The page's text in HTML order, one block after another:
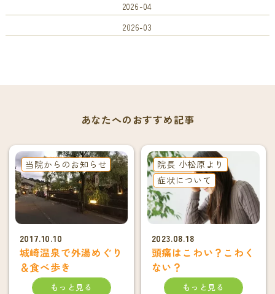
2026-04
2026-03
あなたへのおすすめ記事
当院からのお知らせ
2017.10.10
城崎温泉で外湯めぐり
＆食べ歩き
もっと見る
院長 小松原より
症状について
2023.08.18
頭痛はこわい？こわく
ない？
もっと見る